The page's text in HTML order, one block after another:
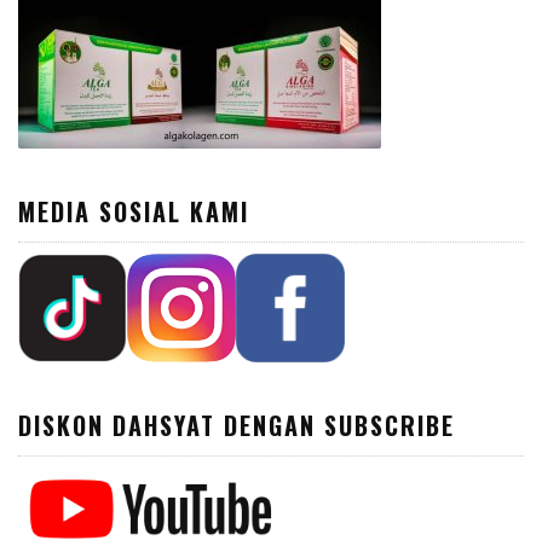
MEDIA SOSIAL KAMI
DISKON DAHSYAT DENGAN SUBSCRIBE